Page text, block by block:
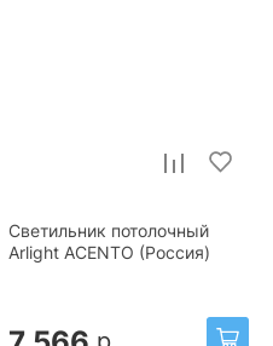
Светильник потолочный
Arlight ACENTO (Россия)